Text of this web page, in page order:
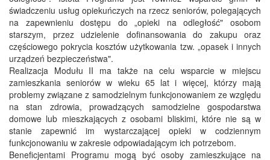
świadczeniu usług opiekuńczych na rzecz seniorów, polegających
na zapewnieniu dostępu do „opieki na odległość" osobom
starszym, przez udzielenie dofinansowania do zakupu oraz
częściowego pokrycia kosztów użytkowania tzw. „opasek i innych
urządzeń bezpieczeństwa".
Realizacja Modułu II ma także na celu wsparcie w miejscu
zamieszkania seniorów w wieku 65 lat i więcej, którzy mają
problemy związane z samodzielnym funkcjonowaniem ze względu
na stan zdrowia, prowadzących samodzielne gospodarstwa
domowe lub mieszkających z osobami bliskimi, które nie są w
stanie zapewnić im wystarczającej opieki w codziennym
funkcjonowaniu w zakresie odpowiadającym ich potrzebom.
Beneficjentami Programu mogą być osoby zamieszkujące na